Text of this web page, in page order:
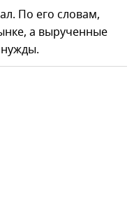
По его словам,
а вырученные